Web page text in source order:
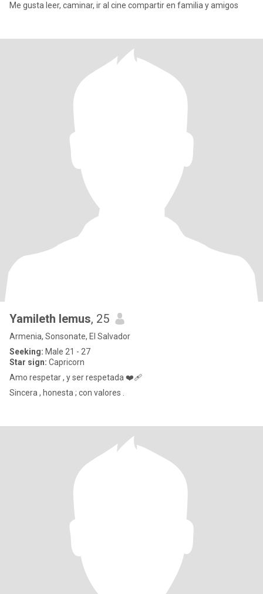
Me gusta leer, caminar, ir al cine compartir en familia y amigos
Yamileth lemus, 25
Armenia, Sonsonate, El Salvador
Seeking: Male 21 - 27
Star sign: Capricorn
Amo respetar , y ser respetada ❤️‍🩹
Sincera , honesta ; con valores .